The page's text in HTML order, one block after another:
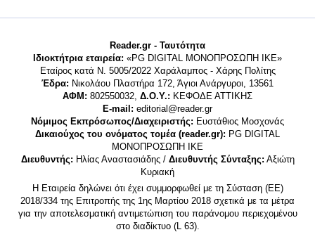
Reader.gr - Ταυτότητα
Ιδιοκτήτρια εταιρεία: «PG DIGITAL MONΟΠΡΟΣΩΠΗ ΙΚΕ»
Εταίρος κατά Ν. 5005/2022 Χαράλαμπος - Χάρης Πολίτης
Έδρα: Νικολάου Πλαστήρα 172, Άγιοι Ανάργυροι, 13561
ΑΦΜ: 802550032, Δ.Ο.Υ.: ΚΕΦΟΔΕ ΑΤΤΙΚΗΣ
E-mail: editorial@reader.gr
Νόμιμος Εκπρόσωπος/Διαχειριστής: Ευστάθιος Μοσχονάς
Δικαιούχος του ονόματος τομέα (reader.gr): PG DIGITAL
MONΟΠΡΟΣΩΠΗ ΙΚΕ
Διευθυντής: Ηλίας Αναστασιάδης / Διευθυντής Σύνταξης: Αξιώτη
Κυριακή
Η Εταιρεία δηλώνει ότι έχει συμμορφωθεί με τη Σύσταση (ΕΕ)
2018/334 της Επιτροπής της 1ης Μαρτίου 2018 σχετικά με τα μέτρα
για την αποτελεσματική αντιμετώπιση του παράνομου περιεχομένου
στο διαδίκτυο (L 63).